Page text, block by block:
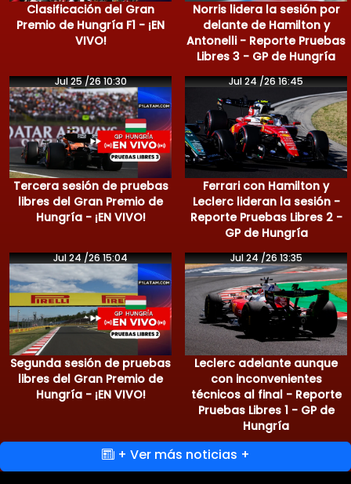
Clasificación del Gran
Premio de Hungría F1 - ¡EN
VIVO!
Norris lidera la sesión por
delante de Hamilton y
Antonelli - Reporte Pruebas
Libres 3 - GP de Hungría
Jul 25 /26 10:30
Tercera sesión de pruebas
libres del Gran Premio de
Hungría - ¡EN VIVO!
Jul 24 /26 16:45
Ferrari con Hamilton y
Leclerc lideran la sesión -
Reporte Pruebas Libres 2 -
GP de Hungría
Jul 24 /26 15:04
Segunda sesión de pruebas
libres del Gran Premio de
Hungría - ¡EN VIVO!
Jul 24 /26 13:35
Leclerc adelante aunque
con inconvenientes
técnicos al final - Reporte
Pruebas Libres 1 - GP de
Hungría
+ Ver más noticias +